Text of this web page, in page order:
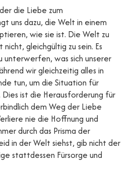
die Liebe zum
uns dazu, die Welt in einem
wie sie ist. Die Welt zu
gleichgültig zu sein. Es
was sich unserer
wir gleichzeitig alles in
tun, um die Situation für
ist die Herausforderung für
dem Weg der Liebe
nie die Hoffnung und
durch das Prisma der
in der Welt siehst, gib nicht der
stattdessen Fürsorge und